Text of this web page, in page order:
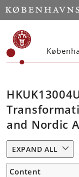
and Nordic
EXPAND ALL
Content